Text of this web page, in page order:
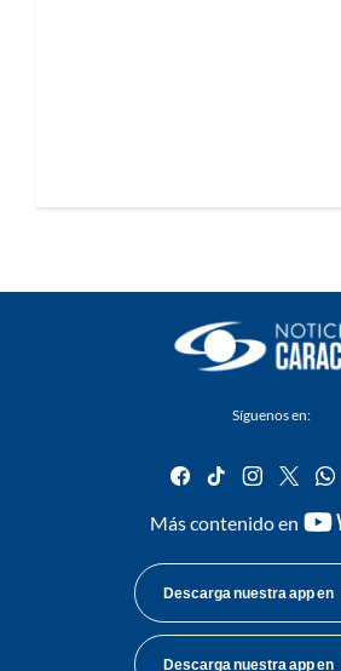
Síguenos en:
facebook
tiktok
Más contenido en
Descarga nuestra app en
Descarga nuestra app en